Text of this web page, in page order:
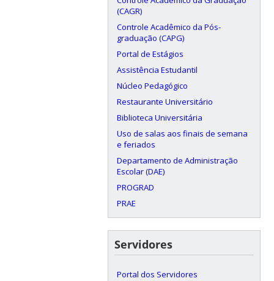
(CAGR)
Controle Acadêmico da Pós-
graduação (CAPG)
Portal de Estágios
Assistência Estudantil
Núcleo Pedagógico
Restaurante Universitário
Biblioteca Universitária
Uso de salas aos finais de semana
e feriados
Departamento de Administração
Escolar (DAE)
PROGRAD
PRAE
Servidores
Portal dos Servidores